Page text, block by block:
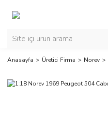
Anasayfa Üretici Firma Norev